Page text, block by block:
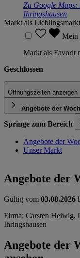
Zu Google Maps:
Ihringshausen
Markt als
Mein
Markt als Favorit
Geschlossen
Öffnungszeiten anzeigen
Angebote der
Springe zum Bereich
Angebote der
Unser Markt
Angebote der
Gültig vom 03.08.2026
Firma: Carsten Heiwig,
Ihringshausen
Angebote der